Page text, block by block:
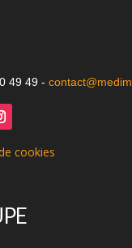
49 49 -
cookies